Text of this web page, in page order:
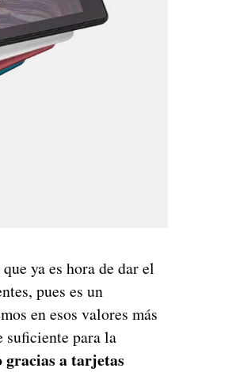
ya es hora de dar el
pues es un
en esos valores más
suficiente para la
a tarjetas